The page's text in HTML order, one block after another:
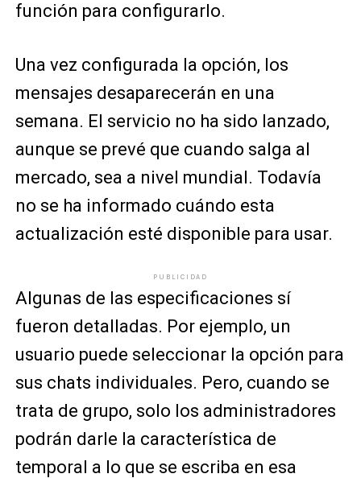
función para configurarlo.
Una vez configurada la opción, los
mensajes desaparecerán en una
semana. El servicio no ha sido lanzado,
aunque se prevé que cuando salga al
mercado, sea a nivel mundial. Todavía
no se ha informado cuándo esta
actualización esté disponible para usar.
PUBLICIDAD
Algunas de las especificaciones sí
fueron detalladas. Por ejemplo, un
usuario puede seleccionar la opción para
sus chats individuales. Pero, cuando se
trata de grupo, solo los administradores
podrán darle la característica de
temporal a lo que se escriba en esa